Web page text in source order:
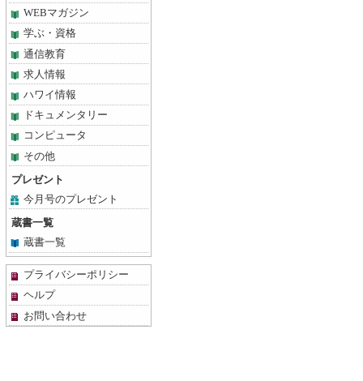
WEBマガジン
学ぶ・資格
通信教育
求人情報
ハワイ情報
ドキュメンタリー
コンピュータ
その他
プレゼント
今月号のプレゼント
蔵書一覧
蔵書一覧
プライバシーポリシー
ヘルプ
お問い合わせ